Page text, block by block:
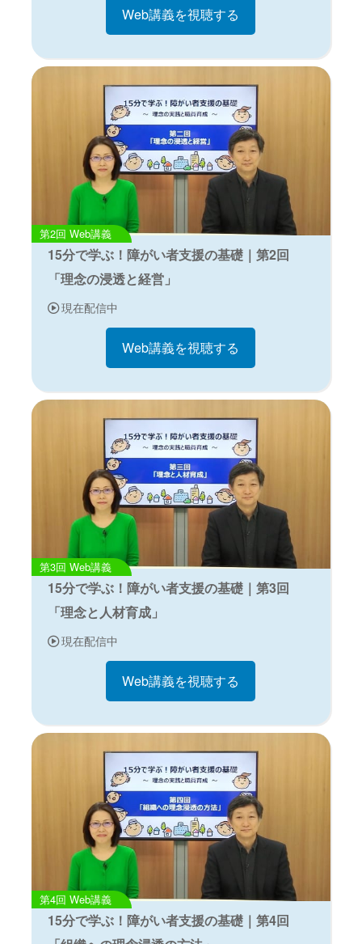
Web講義を視聴する
Web講義
15分で学ぶ！障がい者支援の基礎｜第2回
「理念の浸透と経営」
現在配信中
Web講義を視聴する
Web講義
15分で学ぶ！障がい者支援の基礎｜第3回
「理念と人材育成」
現在配信中
Web講義を視聴する
Web講義
15分で学ぶ！障がい者支援の基礎｜第4回